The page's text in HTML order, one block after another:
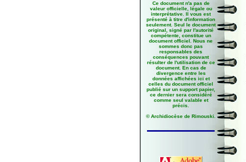
Ce document n'a pas de
valeur officielle, légale ou
interprétative. Il vous est
présenté à titre d'information
seulement. Seul le document
original, signé par l'autorité
compétente, constitue un
document officiel. Nous ne
sommes donc pas
responsables des
conséquences pouvant
résulter de l'utilisation de ce
document. En cas de
divergence entre les
données affichées ici et
celles du document officiel
publié sur un support papier,
ce dernier sera considéré
comme seul valable et
précis.
© Archidiocèse de Rimouski.